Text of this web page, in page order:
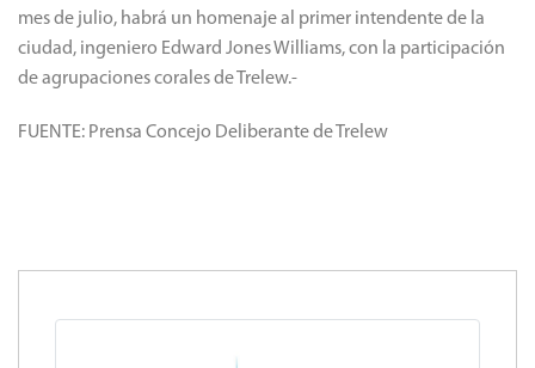
mes de julio, habrá un homenaje al primer intendente de la
ciudad, ingeniero Edward Jones Williams, con la participación
de agrupaciones corales de Trelew.-
FUENTE: Prensa Concejo Deliberante de Trelew